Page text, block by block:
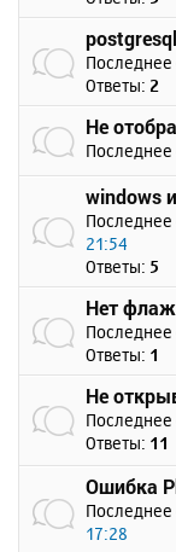
Ответы: 2
Не
windows
21:54
Ответы: 5
Нет
Ответы: 1
Не
Ответы: 11
Ошибка
17:28